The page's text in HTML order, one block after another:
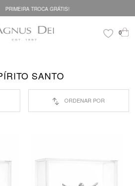
PRIMEIRA TROCA GRÁTIS!
SANTO
ORDENAR POR